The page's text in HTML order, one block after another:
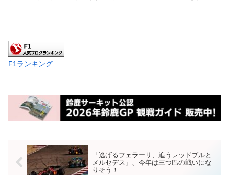
F1ランキング
「逃げるフェラーリ、追うレッドブルと
メルセデス」、今年は三つ巴の戦いにな
りそう！